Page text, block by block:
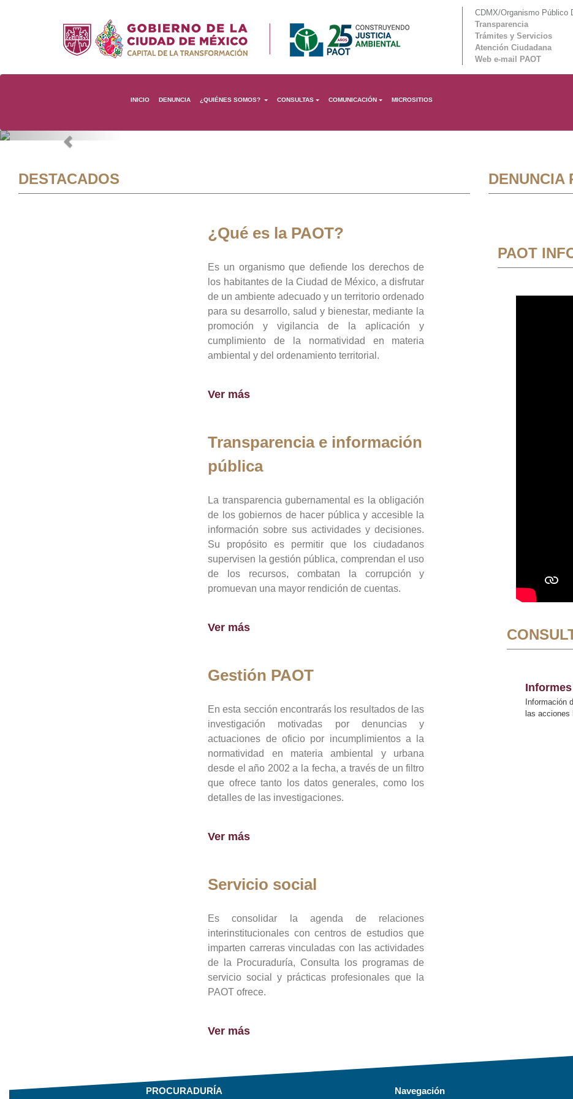
CDMX/Organismo Público
Transparencia
Trámites y Servicios
Atención Ciudadana
Web e-mail PAOT
INICIO DENUNCIA ¿QUIÉNES SOMOS? CONSULTAS COMUNICACIÓN MICROSITIOS
Previous
DESTACADOS
¿Qué es la PAOT?
Es un organismo que defiende los derechos de
los habitantes de la Ciudad de México, a disfrutar
de un ambiente adecuado y un territorio ordenado
para su desarrollo, salud y bienestar, mediante la
promoción y vigilancia de la aplicación y
cumplimiento de la normatividad en materia
ambiental y del ordenamiento territorial.
Ver más
Transparencia e información
pública
La transparencia gubernamental es la obligación
de los gobiernos de hacer pública y accesible la
información sobre sus actividades y decisiones.
Su propósito es permitir que los ciudadanos
supervisen la gestión pública, comprendan el uso
de los recursos, combatan la corrupción y
promuevan una mayor rendición de cuentas.
Ver más
Gestión PAOT
En esta sección encontrarás los resultados de las
investigación motivadas por denuncias y
actuaciones de oficio por incumplimientos a la
normatividad en materia ambiental y urbana
desde el año 2002 a la fecha, a través de un filtro
que ofrece tanto los datos generales, como los
detalles de las investigaciones.
Ver más
Servicio social
Es consolidar la agenda de relaciones
interinstitucionales con centros de estudios que
imparten carreras vinculadas con las actividades
de la Procuraduría, Consulta los programas de
servicio social y prácticas profesionales que la
PAOT ofrece.
Ver más
DENUNCIA
PAOT
Informes
Información
las acciones
PROCURADURÍA Navegación